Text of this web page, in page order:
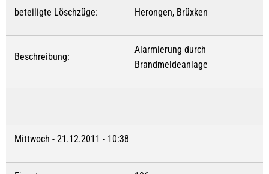
beteiligte Löschzüge: Herongen, Brüxken
Beschreibung:
Alarmierung durch
Brandmeldeanlage
Mittwoch - 21.12.2011 - 10:38